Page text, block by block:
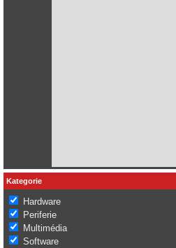
Kategorie
Hardware
Periferie
Multimédia
Software